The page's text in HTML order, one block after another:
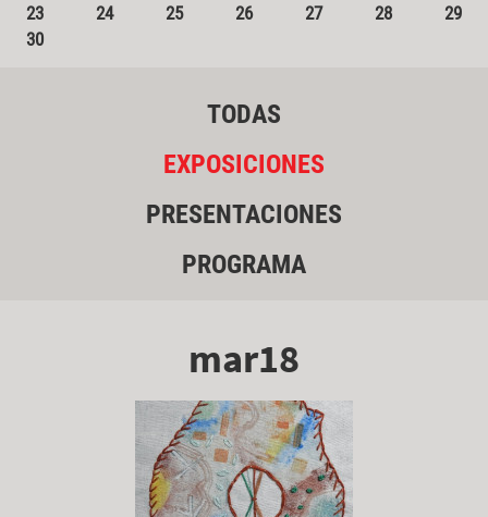
23
24 25 26 27 28
29
30
TODAS
EXPOSICIONES
PRESENTACIONES
PROGRAMA
mar18